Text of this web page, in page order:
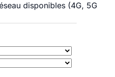
disponibles (4G, 5G